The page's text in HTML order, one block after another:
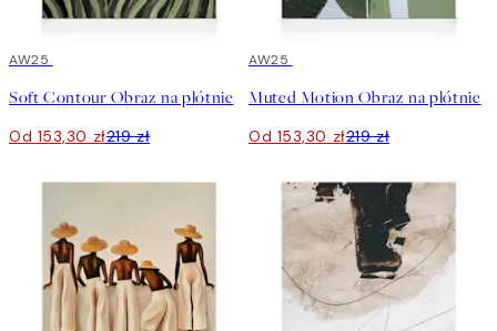
30%*
AW25
Soft Contour Obraz na płótnie
Od 153,30 zł219 zł
30%*
AW25
Muted Motion Obraz na płótnie
Od 153,30 zł219 zł